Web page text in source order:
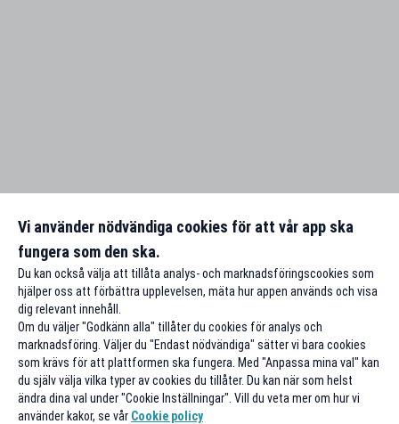
Vi använder nödvändiga cookies för att vår app ska
fungera som den ska.
Du kan också välja att tillåta analys- och marknadsföringscookies som
hjälper oss att förbättra upplevelsen, mäta hur appen används och visa
dig relevant innehåll.
Om du väljer "Godkänn alla" tillåter du cookies för analys och
marknadsföring. Väljer du "Endast nödvändiga" sätter vi bara cookies
som krävs för att plattformen ska fungera. Med "Anpassa mina val" kan
du själv välja vilka typer av cookies du tillåter. Du kan när som helst
ändra dina val under "Cookie Inställningar". Vill du veta mer om hur vi
använder kakor, se vår Cookie policy